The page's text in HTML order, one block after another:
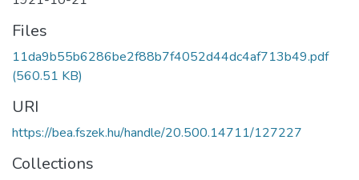
Files
11da9b55b6286be2f88b7f4052d44dc4af713b49.pdf
(560.51 KB)
URI
https://bea.fszek.hu/handle/20.500.14711/127227
Collections